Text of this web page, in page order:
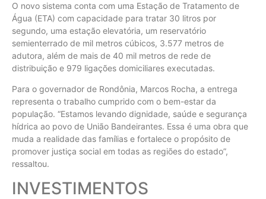
O novo sistema conta com uma Estação de Tratamento de
Água (ETA) com capacidade para tratar 30 litros por
segundo, uma estação elevatória, um reservatório
semienterrado de mil metros cúbicos, 3.577 metros de
adutora, além de mais de 40 mil metros de rede de
distribuição e 979 ligações domiciliares executadas.
Para o governador de Rondônia, Marcos Rocha, a entrega
representa o trabalho cumprido com o bem-estar da
população. “Estamos levando dignidade, saúde e segurança
hídrica ao povo de União Bandeirantes. Essa é uma obra que
muda a realidade das famílias e fortalece o propósito de
promover justiça social em todas as regiões do estado”,
ressaltou.
INVESTIMENTOS